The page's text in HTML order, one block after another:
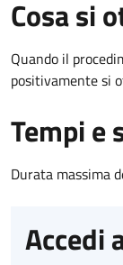
Cosa si
Quando il
positivamente si
Tempi e
Durata massima
Accedi